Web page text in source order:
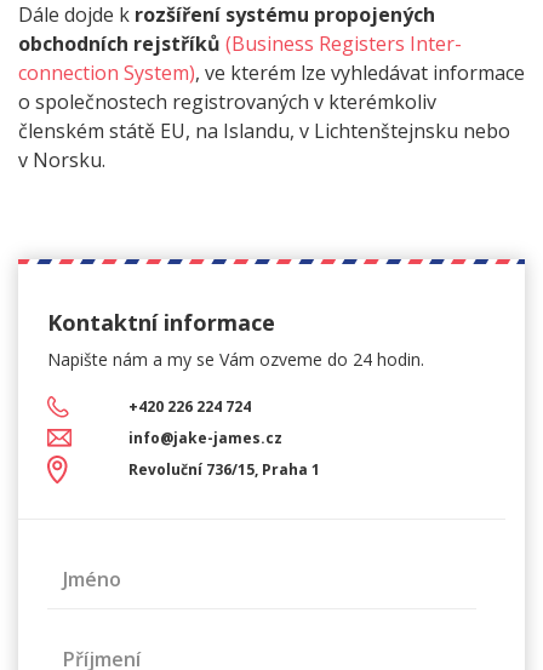
Dále dojde k rozšíření systému propojených
obchodních rejstříků (Business Registers Inter-
connection System), ve kterém lze vyhledávat informace
o společnostech registrovaných v kterémkoliv
členském státě EU, na Islandu, v Lichtenštejnsku nebo
v Norsku.
Kontaktní informace
Napište nám a my se Vám ozveme do 24 hodin.
+420 226 224 724
info@jake-james.cz
Revoluční 736/15, Praha 1
Jméno
Příjmení